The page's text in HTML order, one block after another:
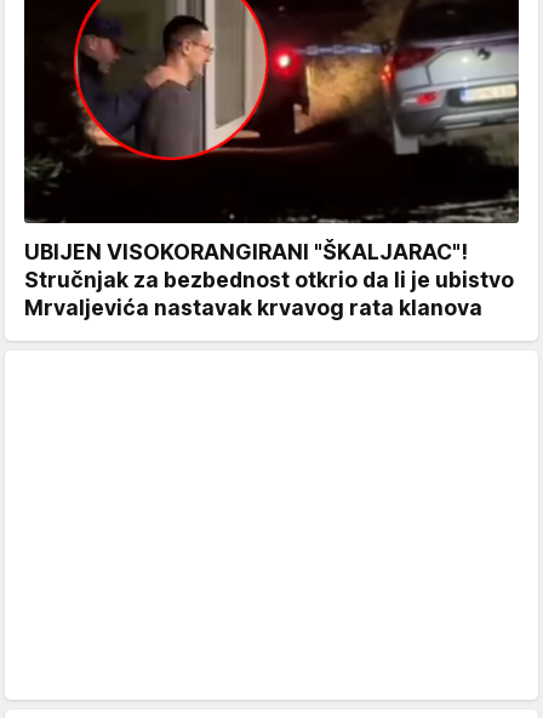
UBIJEN VISOKORANGIRANI "ŠKALJARAC"!
Stručnjak za bezbednost otkrio da li je ubistvo
Mrvaljevića nastavak krvavog rata klanova